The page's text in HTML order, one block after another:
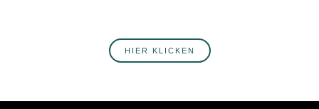
HIER KLICKEN